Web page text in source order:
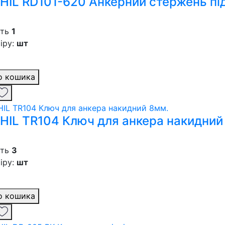
1
шт
кошика
TR104 Ключ для анкера
3
шт
кошика